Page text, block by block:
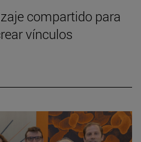
compartido para
vínculos